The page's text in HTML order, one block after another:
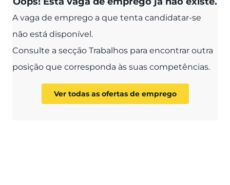
A vaga de emprego a que tenta candidatar-se
não está disponível.
Consulte a secção Trabalhos para encontrar outra
posição que corresponda às suas competências.
Ver todas as ofertas de emprego